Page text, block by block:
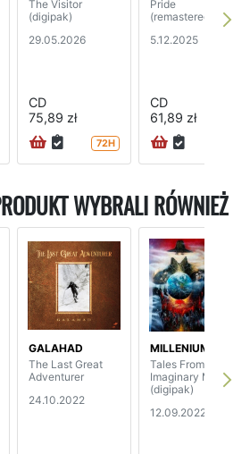
The Visitor
(digipak)
29.05.2026
CD
75,89 zł
72H
Pride
(remastered)
5.12.2025
CD
61,89 zł
WYBRALI RÓWNIEŻ
GALAHAD
The Last Great
Adventurer
24.10.2022
MILLENIUM
Tales From
Imaginary Movies
(digipak)
12.09.2022